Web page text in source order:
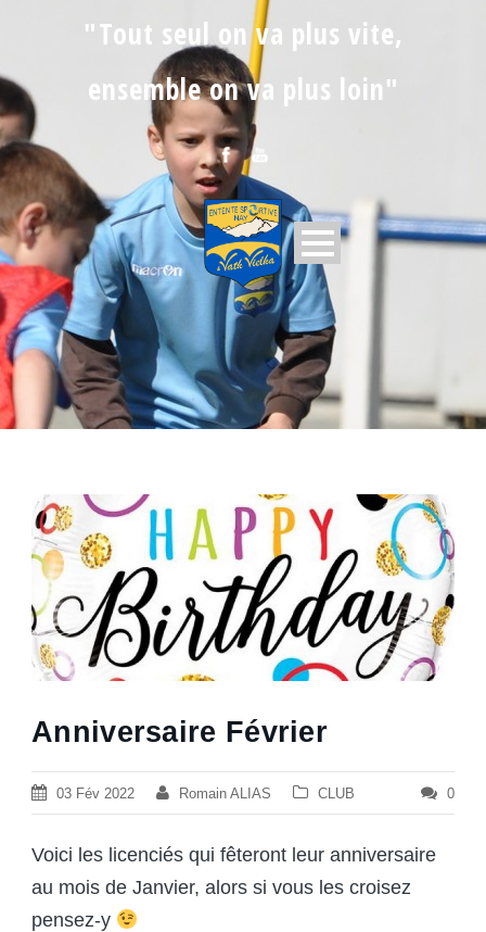
"Tout seul on va plus vite,
ensemble on va plus loin"
Anniversaire Février
03 Fév 2022 Romain ALIAS CLUB 0
Voici les licenciés qui fêteront leur anniversaire
au mois de Janvier, alors si vous les croisez
pensez-y